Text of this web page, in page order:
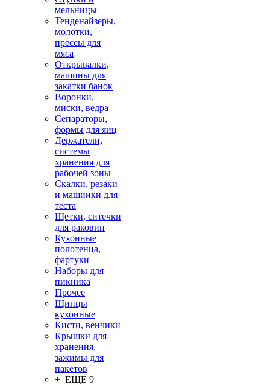
мельницы
Тенденайзеры,
молотки,
прессы для
мяса
Открывалки,
машины для
закатки банок
Воронки,
миски, ведра
Сепараторы,
формы для яиц
Держатели,
системы
хранения для
рабочей зоны
Скалки, резаки
и машинки для
теста
Щетки, ситечки
для раковин
Кухонные
полотенца,
фартуки
Наборы для
пикника
Прочее
Щипцы
кухонные
Кисти, венчики
Крышки для
хранения,
зажимы для
пакетов
+ ЕЩЕ 9